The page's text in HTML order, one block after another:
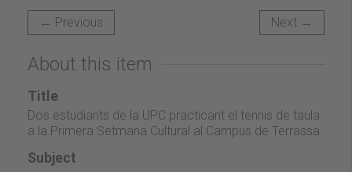
← Previous Next →
About this item
Title
Dos estudiants de la UPC practicant el tennis de taula
a la Primera Setmana Cultural al Campus de Terrassa
Subject